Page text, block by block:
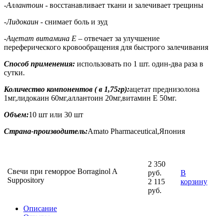
-Аллантоин - восстанавливает ткани и залечивает трещины
-Лидокаин - снимает боль и зуд
-Ацетат витамина Е – отвечает за улучшение
переферического кровообращения для быстрого залечивания
Способ применения: использовать по 1 шт. один-два раза в
сутки.
Количество компонентов ( в 1,75гр):ацетат преднизолона
1мг,лидокаин 60мг,аллантоин 20мг,витамин Е 50мг.
Объем:10 шт или 30 шт
Страна-производитель:Amato Pharmaceutical,Япония
Свечи при геморрое Borraginol A
Suppository
2 350
руб.
2 115
руб.
В
корзину
Описание